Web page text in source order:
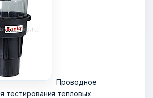
Проводное
тестирования тепловых